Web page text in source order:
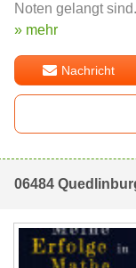
Noten gelangt
» mehr
Nachricht
06484